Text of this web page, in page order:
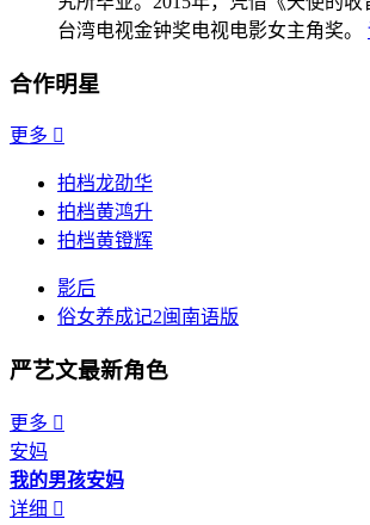
台湾电视金钟奖电视电影女主角奖。
合作明星
更多 
拍档龙劭华
拍档黄鸿升
拍档黄镫辉
影后
俗女养成记2闽南语版
严艺文最新角色
更多 
安妈
我的男孩安妈
详细 